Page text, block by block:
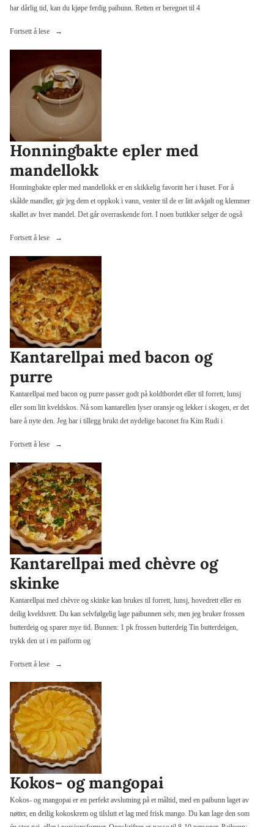
har dårlig tid, kan du kjøpe ferdig paibunn. Retten er beregnet til 4
Fortsett å lese
«Grønn
Honningbakte epler med
mandellokk
Honningbakte epler med mandellokk er en skikkelig favoritt her i huset. For å
skålde mandler, gir jeg dem et oppkok i vann, venter til de er litt avkjølt og klemmer
skallet av hver mandel. Det går overraskende fort. I noen butikker selger de også
Fortsett å lese
«Honningbakte
med
mandellokk»
Kantarellpai med bacon og
purre
Kantarellpai med bacon og purre passer godt på koldtbordet eller til forrett, lunsj
eller som litt kveldskos. Nå som kantarellen lyser oransje og lekker i skogen, er det
bare å nyte den. Jeg har i tillegg brukt det nydelige baconet fra Kim Rudi i
Fortsett å lese
«Kantarellpai
bacon
og
purre»
Kantarellpai med chèvre og
skinke
Kantarellpai med chèvre og skinke kan brukes til forrett, lunsj, hovedrett eller en
deilig kveldsrett. Du kan selvfølgelig lage paibunnen selv, men jeg bruker frossen
butterdeig og sparer mye tid. Bunnen: 1 pk frossen butterdeig Tin butterdeigen,
trykk den ut i en paiform og
Fortsett å lese
«Kantarellpai
chèvre
og
skinke»
Kokos- og mangopai
Kokos- og mangopai er en perfekt avslutning på et måltid, med en paibunn laget av
nøtter, en deilig kokoskrem og tilslutt et lag med frisk mango. Du kan lage den som